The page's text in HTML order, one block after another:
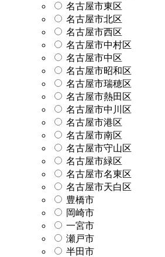
名古屋市東区
名古屋市北区
名古屋市西区
名古屋市中村区
名古屋市中区
名古屋市昭和区
名古屋市瑞穂区
名古屋市熱田区
名古屋市中川区
名古屋市港区
名古屋市南区
名古屋市守山区
名古屋市緑区
名古屋市名東区
名古屋市天白区
豊橋市
岡崎市
一宮市
瀬戸市
半田市